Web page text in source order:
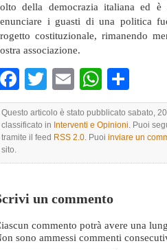
della democrazia italiana ed
i guasti di una politica
costituzionale, rimanendo
associazione.
Facebook
TwitterEmail
Questo articolo è stato pubblicato sabato,
classificato in Interventi e Opinioni. Puoi
tramite il feed RSS 2.0. Puoi inviare un
sito.
un commento
commento potrà avere una
sono ammessi commenti